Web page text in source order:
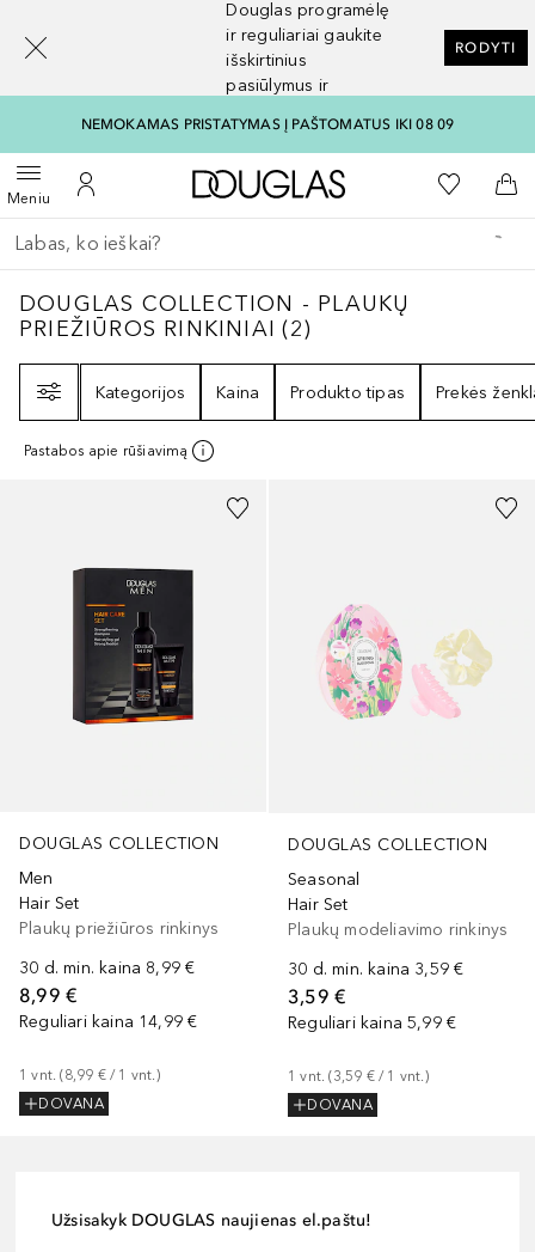
Douglas programėlę
ir reguliariai gaukite
išskirtinius
pasiūlymus ir
RODYTI
NEMOKAMAS PRISTATYMAS Į PAŠTOMATUS IKI 08 09
MeniuAtidaryti meniuĮ mano paskyrą
Į Douglas pagrindinį
Į mano
Į
Grįžk atgal
Vykdykite paiešką
DOUGLAS COLLECTION - PLAUKŲ
DOUGLAS COLLECTION - PLAUKŲ
PRIEŽIŪROS RINKINIAI (2)
Kategorijos
Kaina Produkto tipas Prekės
Pastabos apie rūšiavimą
DOUGLAS COLLECTION
Men
Hair Set
Plaukų priežiūros rinkinys
30 d. min. kaina 8,99 €
8,99 €
Reguliari kaina 14,99 €
1 vnt. (8,99 € / 1 vnt.)
DOVANA
DOUGLAS COLLECTION
Seasonal
Hair Set
Plaukų modeliavimo rinkinys
30 d. min. kaina 3,59 €
3,59 €
Reguliari kaina 5,99 €
1 vnt. (3,59 € / 1 vnt.)
DOVANA
Užsisakyk DOUGLAS naujienas el.paštu!
[navigation.slideout.screenreader]